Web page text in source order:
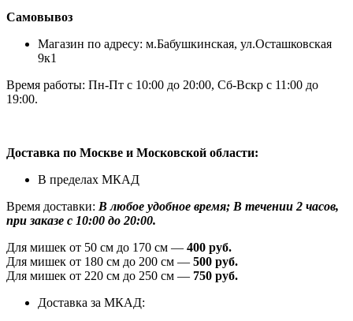
Самовывоз
Магазин по адресу: м.Бабушкинская, ул.Осташковская
9к1
Время работы: Пн-Пт с 10:00 до 20:00, Сб-Вскр с 11:00 до
19:00.
Доставка по Москве и Московской области:
В пределах МКАД
Время доставки: В любое удобное время; В течении 2 часов,
при заказе с 10:00 до 20:00.
Для мишек от 50 см до 170 см — 400 руб.
Для мишек от 180 см до 200 см — 500 руб.
Для мишек от 220 см до 250 см — 750 руб.
Доставка за МКАД: